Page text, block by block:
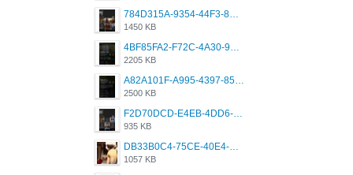
784D315A-9354-44F3-8CBF-4F5A2119BE00.png
1450 KB
4BF85FA2-F72C-4A30-99F1-443614A985FC.png
2205 KB
A82A101F-A995-4397-8534-7EB8F89DCCB6.png
2500 KB
F2D70DCD-E4EB-4DD6-B5E2-B307012546D7.png
935 KB
DB33B0C4-75CE-40E4-A6AC-0197671C4DF7.jpeg
1057 KB